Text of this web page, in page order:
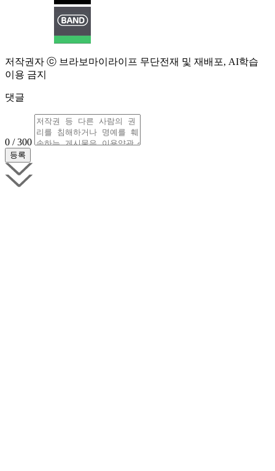
저작권자 ⓒ 브라보마이라이프 무단전재 및 재배포, AI학습
이용 금지
댓글
0 / 300